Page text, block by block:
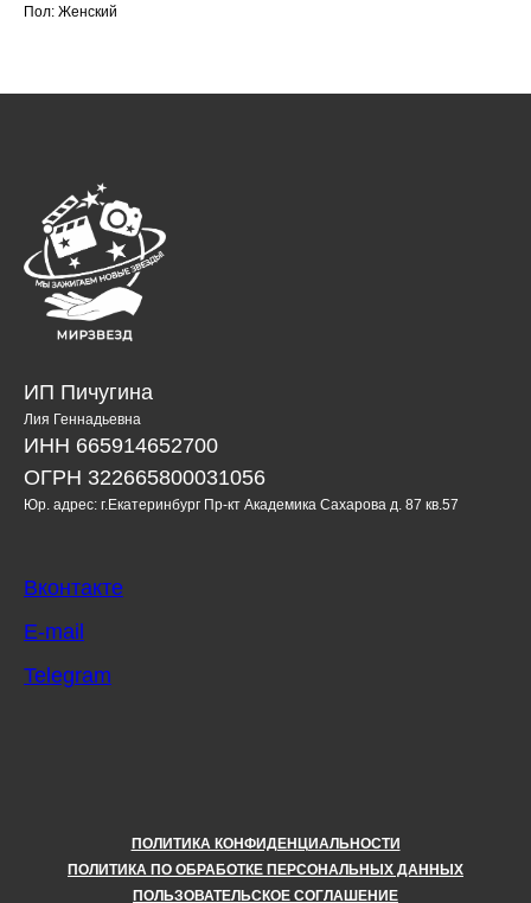
Пол: Женский
ИП Пичугина
Лия Геннадьевна
ИНН 665914652700
ОГРН 322665800031056
Юр. адрес: г.Екатеринбург Пр-кт Академика Сахарова д. 87 кв.57
Вконтакте
E-mail
Telegram
ПОЛИТИКА КОНФИДЕНЦИАЛЬНОСТИ
ПОЛИТИКА ПО ОБРАБОТКЕ ПЕРСОНАЛЬНЫХ ДАННЫХ
ПОЛЬЗОВАТЕЛЬСКОЕ СОГЛАШЕНИЕ